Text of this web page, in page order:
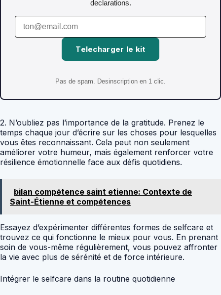
declarations.
Telecharger le kit
Pas de spam. Desinscription en 1 clic.
2. N’oubliez pas l’importance de la gratitude. Prenez le
temps chaque jour d’écrire sur les choses pour lesquelles
vous êtes reconnaissant. Cela peut non seulement
améliorer votre humeur, mais également renforcer votre
résilience émotionnelle face aux défis quotidiens.
bilan compétence saint etienne: Contexte de
Saint-Étienne et compétences
Essayez d’expérimenter différentes formes de selfcare et
trouvez ce qui fonctionne le mieux pour vous. En prenant
soin de vous-même régulièrement, vous pouvez affronter
la vie avec plus de sérénité et de force intérieure.
Intégrer le selfcare dans la routine quotidienne